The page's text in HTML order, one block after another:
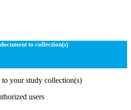
to collection(s)
your study collection(s)
users